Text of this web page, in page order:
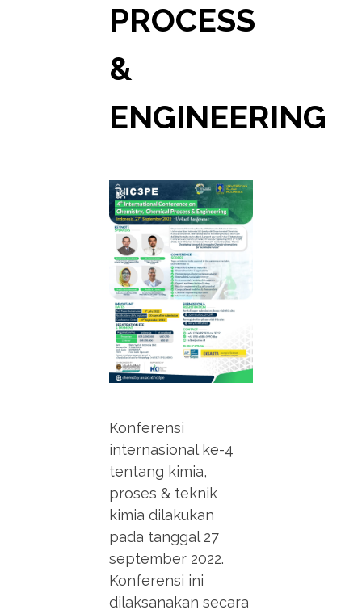
PROCESS
&
ENGINEERING
Konferensi
internasional ke-4
tentang kimia,
proses & teknik
kimia dilakukan
pada tanggal 27
september 2022.
Konferensi ini
dilaksanakan secara